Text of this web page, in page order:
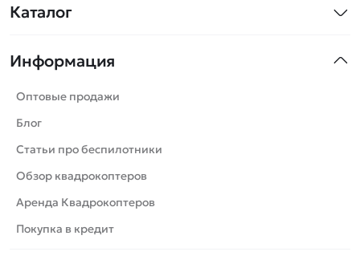
Каталог
Машинки
Танки
Вертолеты
Катера
Роботы
Самолеты
Сборные модели
Информация
Оптовые продажи
Блог
Статьи про беспилотники
Обзор квадрокоптеров
Аренда Квадрокоптеров
Покупка в кредит